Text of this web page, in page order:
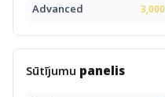
Advanced 3,000
Sūtījumu panelis